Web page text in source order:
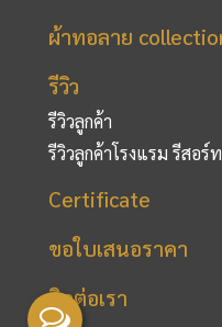
ผ้าทอลาย
รีวิว
รีวิวลูกค้า
รีวิวลูกค้าโรงแรม รีสอร์ท
Certificate
ขอใบเสนอราคา
ติดต่อเรา